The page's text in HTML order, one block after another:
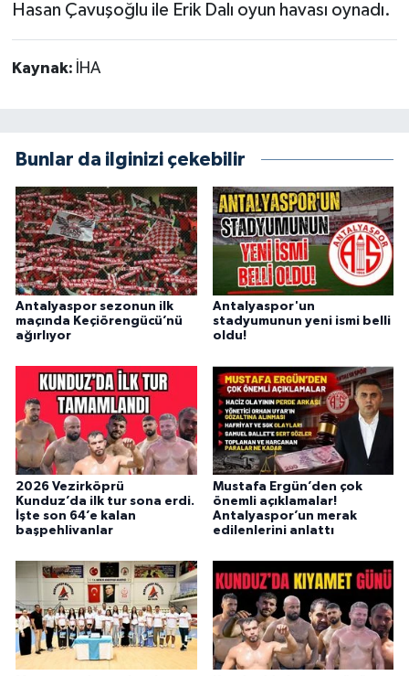
Hasan Çavuşoğlu ile Erik Dalı oyun havası oynadı.
Kaynak: İHA
Bunlar da ilginizi çekebilir
Antalyaspor sezonun ilk
maçında Keçiörengücü’nü
ağırlıyor
Antalyaspor'un
stadyumunun yeni ismi belli
oldu!
2026 Vezirköprü
Kunduz’da ilk tur sona erdi.
İşte son 64’e kalan
başpehlivanlar
Mustafa Ergün’den çok
önemli açıklamalar!
Antalyaspor’un merak
edilenlerini anlattı